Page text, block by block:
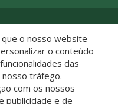
o nosso website
o conteúdo
das
nosso tráfego.
com os nossos
publicidade e de